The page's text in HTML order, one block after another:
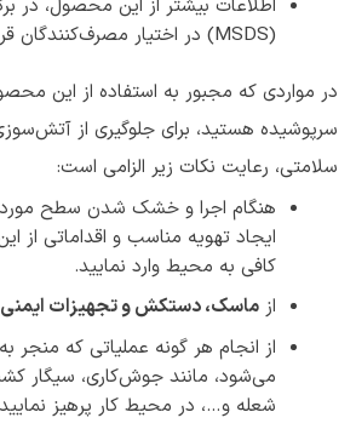
(MSDS) در اختیار مصرف‌کنندگان قرار می‌گیرد.
در مواردی که مجبور به استفاده از این
سرپوشیده هستید، برای جلوگیری از
سلامتی، رعایت نکات زیر الزامی است:
هنگام اجرا و خشک شدن سطح مورد
ایجاد تهویه مناسب و اقداماتی از
کافی به محیط وارد نمایید.
ازماسک، دستکش و تجهیزات ایمنی
از انجام هر گونه عملیاتی که منجر
می‌شود، مانند جوش‌کاری، سیگار
شعله و…، در محیط کار پرهیز